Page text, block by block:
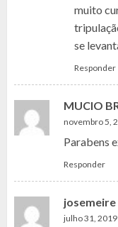
muito
se
Responder
MUCIO
novembro 5,
Parabens
Responder
josemeire
julho 31, 2019